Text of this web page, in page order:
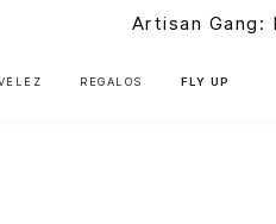
Artisan Gang:
REGALOS FLY UP